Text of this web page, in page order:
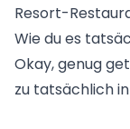
Resort-
Wie du es
Okay, genug
zu tatsächlich